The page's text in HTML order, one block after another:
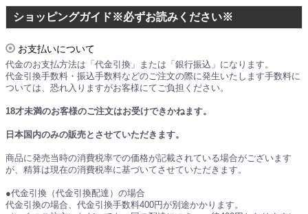
ショッピングガイド※必ずお読みください※
お支払いについて
代金のお支払方法は「代金引換」または「銀行振込」になります。
代金引換手数料・振込手数料などのご注文の際に発生いたします手数料に
ついては、恐れ入りますがお客様にてご負担ください。
18才未満のお客様のご注文はお受けできかねます。
日本国内のみの販売とさせていただきます。
商品に発売当時の消費税率での価格が記載されている場合がございます
が、精算は現在の消費税率に基づいてさせていただきます。
●代金引換（代金引換配達）の場合
代金引換の場合、代金引換手数料400円が別途かかります。